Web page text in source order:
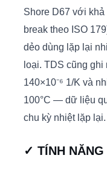
Shore D67 với
break theo ISO
dẻo dùng lặp lại
loại. TDS cũng
140×10⁻⁶ 1/K và
100°C — dữ liệu
chu kỳ nhiệt lặp lại.
✓ TÍNH